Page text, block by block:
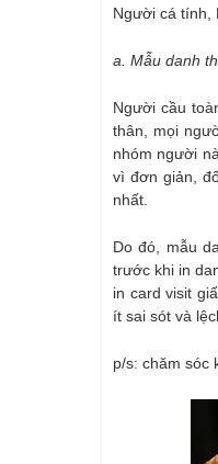
Người cá tính,
a. Mẫu danh
Người cầu
thân, mọi
nhóm người
vì đơn giản,
nhất.
Do đó, mẫu
trước khi in
in card visit
ít sai sót và
p/s: chăm sóc